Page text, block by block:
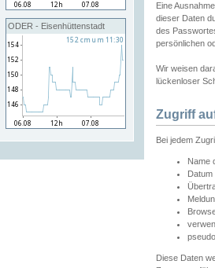
ODER - Eisenhüttenstadt
Eine
dieser Daten
des
persönlichen
Wir weisen
lückenloser
Zugriff
Bei jedem
Name
Datum
Diese Daten